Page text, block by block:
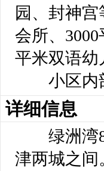
园、封神
会所、
平米双语幼
小区内
详细信息
绿洲湾8
津两城之间